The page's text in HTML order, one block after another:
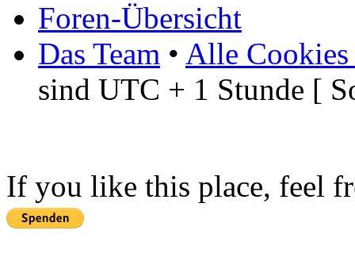
Foren-Übersicht
Das Team • Alle Cookies
sind UTC + 1 Stunde [
If you like this place, feel